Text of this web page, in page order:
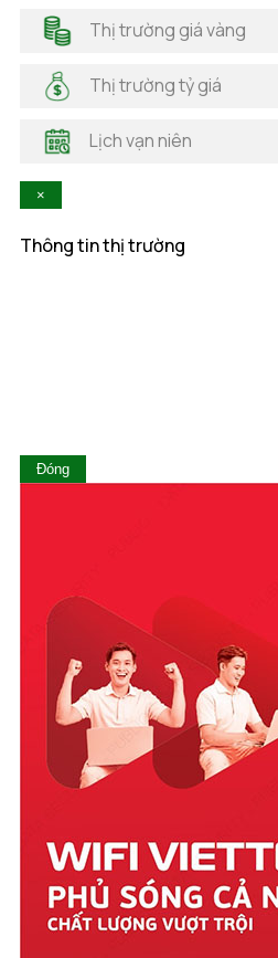
Hải Dương
Hải Phòng
Hà Tĩnh
Hòa Bình
Lai Châu
Quảng Ngãi
Quảng Ninh
Quảng Trị
Sóc Trăng
Sơn La
Tây Ninh
Thái Bình
Thái Nguyên
Thừa Thiên Huế
Tiền Giang
Trà Vinh
Tuyên Quang
Thị trường giá vàng
Thị trường tỷ giá
Lịch vạn niên
×
Thông tin thị trường
Đóng